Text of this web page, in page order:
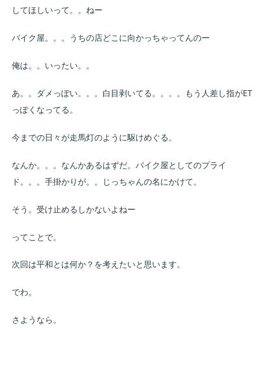
してほしいって。。ねー
バイク屋。。。うちの店どこに向かっちゃってんのー
俺は。。いったい。。
あ。。ダメっぽい。。。白目剥いてる。。。。もう人差し指がET
っぽくなってる。
今までの日々が走馬灯のように駆けめぐる。
なんか。。。なんかあるはずだ。バイク屋としてのプライ
ド。。。手掛かりが。。じっちゃんの名にかけて。
そう。受け止めるしかないよねー
ってことで。
次回は平和とは何か？を考えたいと思います。
でわ。
さようなら。